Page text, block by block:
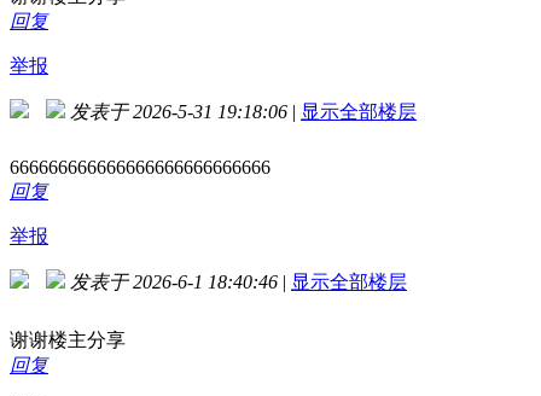
回复
举报
发表于 2026-5-31 19:18:06 | 显示全部楼层
666666666666666666666666666
回复
举报
发表于 2026-6-1 18:40:46 | 显示全部楼层
谢谢楼主分享
回复